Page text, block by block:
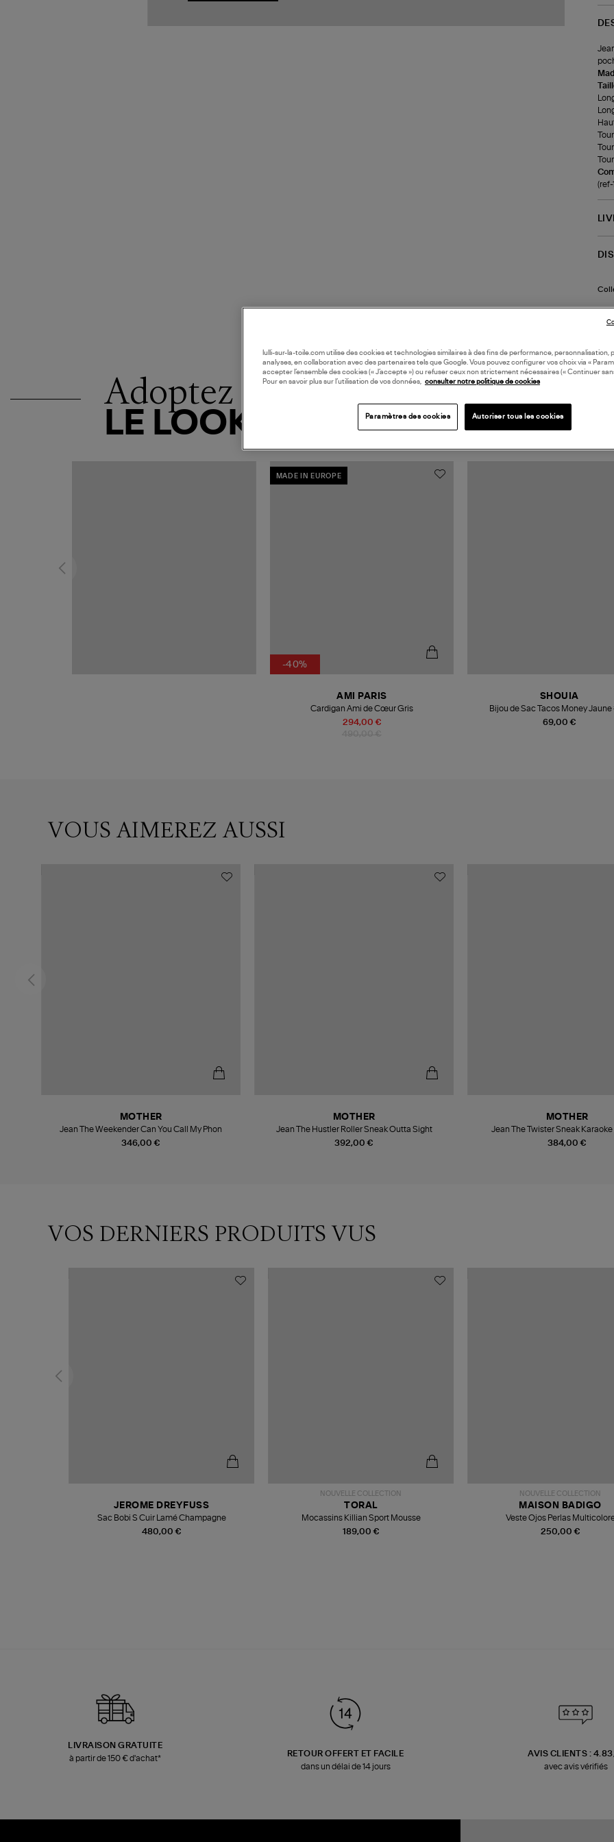
(ref-
Adoptez
LE LOOK
MADE IN EUROPE
-40%
294,00 €
AMI PARIS
Cardigan Ami de Cœur Gris
69,00 €
SHOUIA
Bijou de Sac Tacos Money
VOUS AIMEREZ AUSSI
346,00 €
MOTHER
Jean The Weekender Can You Call My Phon
392,00 €
MOTHER
Jean The Hustler Roller Sneak Outta Sight
384,00 €
MOTHER
Jean The Twister Sneak Karaoke
VOS DERNIERS PRODUITS VUS
480,00 €
JEROME DREYFUSS
Sac Bobi S Cuir Lamé Champagne
NOUVELLE COLLECTION
189,00 €
TORAL
Mocassins Killian Sport Mousse
NOUVELLE COLLECTION
250,00 €
MAISON BADIGO
Veste Ojos Perlas
LIVRAISON GRATUITE
à partir de 150 € d'achat*
RETOUR OFFERT ET FACILE
dans un délai de 14 jours
AVIS CLIENTS :
avec avis vérifiés
lulli-sur-la-toile.com utilise des cookies et technologies similaires à des fins de performance, personnalisation,
analyses, en collaboration avec des partenaires tels que Google. Vous pouvez configurer vos choix via «
accepter l’ensemble des cookies (« J’accepte ») ou refuser ceux non strictement nécessaires (« Continuer
Pour en savoir plus sur l’utilisation de vos données, consulter notre politique de cookies
Paramètres des cookies Autoriser tous les cookies